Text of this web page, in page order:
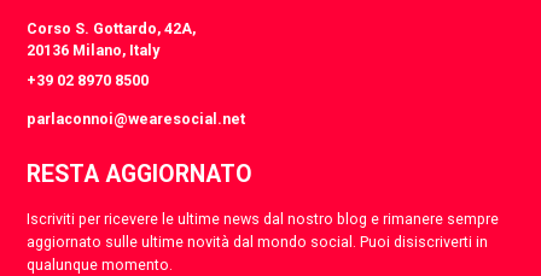
Corso S. Gottardo, 42A,
20136 Milano, Italy
+39 02 8970 8500
parlaconnoi@wearesocial.net
RESTA AGGIORNATO
Iscriviti per ricevere le ultime news dal nostro blog e rimanere sempre
aggiornato sulle ultime novità dal mondo social. Puoi disiscriverti in
qualunque momento.